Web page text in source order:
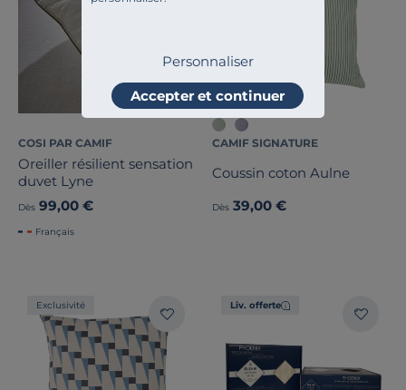
Personnaliser
Accepter et continuer
COSI PAR CAMIF
Oreiller résilient sensation
duvet Lyne
Dès 99,00 €
Français
CAMIF SIGNATURE
Coussin coton Aulne
Dès 39,00 €
Exclusivité Liv. offerte